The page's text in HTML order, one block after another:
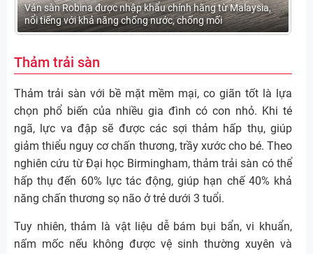
Ván sàn Robina được nhập khẩu chính hãng từ Malaysia,
nổi tiếng với khả năng chống nước, chống mối
Thảm trải sàn
Thảm trải sàn với bề mặt mềm mại, co giãn tốt là lựa
chọn phổ biến của nhiều gia đình có con nhỏ. Khi té
ngã, lực va đập sẽ được các sợi thảm hấp thụ, giúp
giảm thiểu nguy cơ chấn thương, trầy xước cho bé. Theo
nghiên cứu từ Đại học Birmingham, thảm trải sàn có thể
hấp thụ đến 60% lực tác động, giúp hạn chế 40% khả
năng chấn thương sọ não ở trẻ dưới 3 tuổi.
Tuy nhiên, thảm là vật liệu dễ bám bụi bẩn, vi khuẩn,
nấm mốc nếu không được vệ sinh thường xuyên và